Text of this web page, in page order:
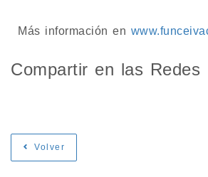
Más información en
Compartir en las Redes
Volver